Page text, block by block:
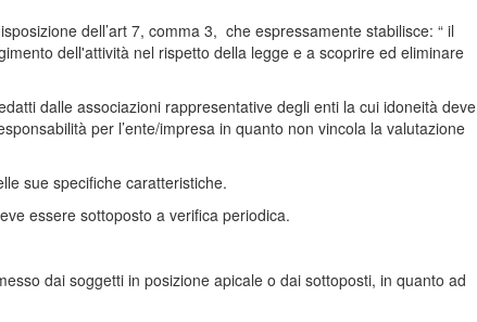
dell’art 7, comma 3, che espressamente stabilisce: “ il
dell'attività nel rispetto della legge e a scoprire ed eliminare
dalle associazioni rappresentative degli enti la cui idoneità deve
per l’ente/impresa in quanto non vincola la valutazione
sue specifiche caratteristiche.
essere sottoposto a verifica periodica.
dai soggetti in posizione apicale o dai sottoposti, in quanto ad